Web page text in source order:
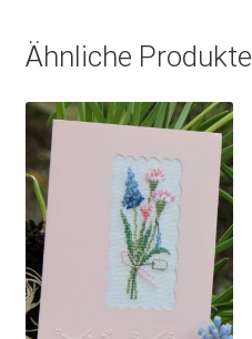
Ähnliche Produkte